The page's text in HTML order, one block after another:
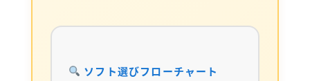
ソフト選びフローチャート